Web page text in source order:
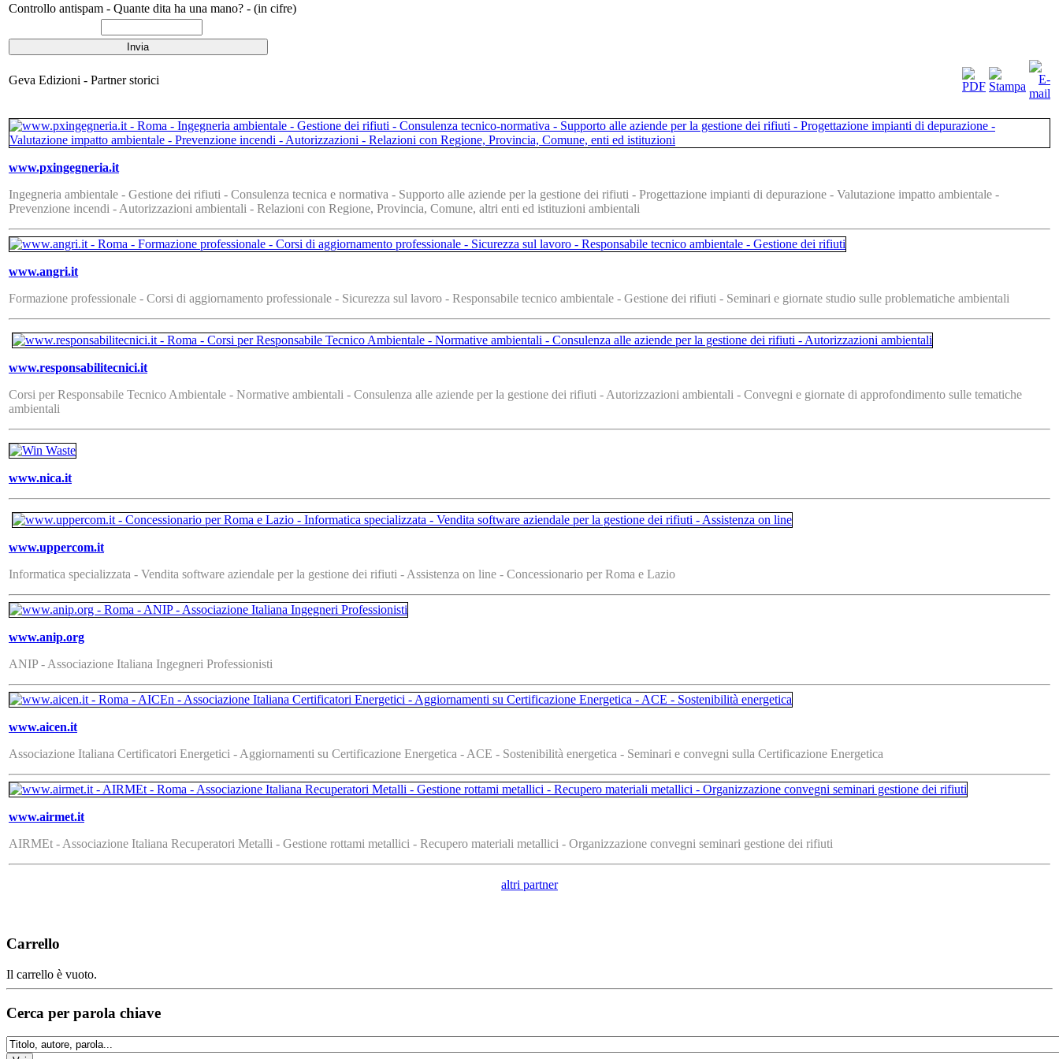
Controllo antispam - Quante dita ha una mano? - (in cifre)
Geva Edizioni - Partner storici
www.pxingegneria.it
Ingegneria ambientale - Gestione dei rifiuti - Consulenza tecnica e normativa - Supporto alle aziende per la gestione dei rifiuti - Progettazione impianti di depurazione - Valutazione impatto ambientale -
Prevenzione incendi - Autorizzazioni ambientali - Relazioni con Regione, Provincia, Comune, altri enti ed istituzioni ambientali
www.angri.it
Formazione professionale - Corsi di aggiornamento professionale - Sicurezza sul lavoro - Responsabile tecnico ambientale - Gestione dei rifiuti - Seminari e giornate studio sulle problematiche ambientali
www.responsabilitecnici.it
Corsi per Responsabile Tecnico Ambientale - Normative ambientali - Consulenza alle aziende per la gestione dei rifiuti - Autorizzazioni ambientali - Convegni e giornate di approfondimento sulle tematiche
ambientali
www.nica.it
www.uppercom.it
Informatica specializzata - Vendita software aziendale per la gestione dei rifiuti - Assistenza on line - Concessionario per Roma e Lazio
www.anip.org
ANIP - Associazione Italiana Ingegneri Professionisti
www.aicen.it
Associazione Italiana Certificatori Energetici - Aggiornamenti su Certificazione Energetica - ACE - Sostenibilità energetica - Seminari e convegni sulla Certificazione Energetica
www.airmet.it
AIRMEt - Associazione Italiana Recuperatori Metalli - Gestione rottami metallici - Recupero materiali metallici - Organizzazione convegni seminari gestione dei rifiuti
altri partner
Carrello
Il carrello è vuoto.
Cerca per parola chiave